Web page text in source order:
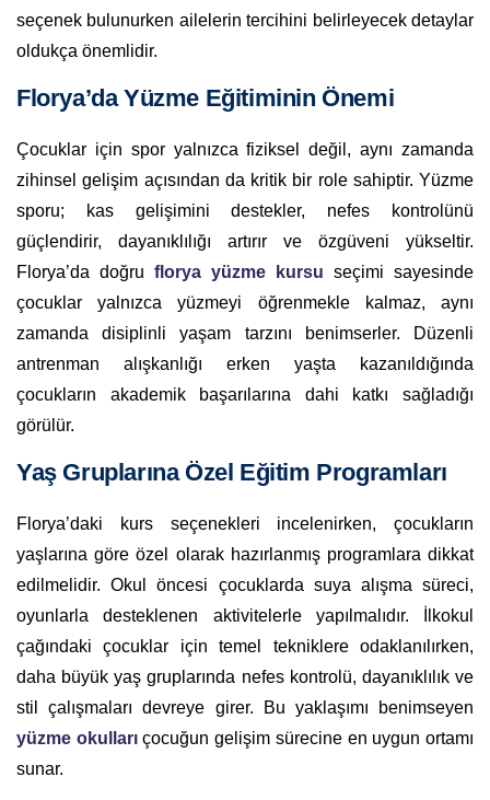
seçenek bulunurken ailelerin tercihini belirleyecek detaylar
oldukça önemlidir.
Florya’da Yüzme Eğitiminin Önemi
Çocuklar için spor yalnızca fiziksel değil, aynı zamanda
zihinsel gelişim açısından da kritik bir role sahiptir. Yüzme
sporu; kas gelişimini destekler, nefes kontrolünü
güçlendirir, dayanıklılığı artırır ve özgüveni yükseltir.
Florya’da doğru florya yüzme kursu seçimi sayesinde
çocuklar yalnızca yüzmeyi öğrenmekle kalmaz, aynı
zamanda disiplinli yaşam tarzını benimserler. Düzenli
antrenman alışkanlığı erken yaşta kazanıldığında
çocukların akademik başarılarına dahi katkı sağladığı
görülür.
Yaş Gruplarına Özel Eğitim Programları
Florya’daki kurs seçenekleri incelenirken, çocukların
yaşlarına göre özel olarak hazırlanmış programlara dikkat
edilmelidir. Okul öncesi çocuklarda suya alışma süreci,
oyunlarla desteklenen aktivitelerle yapılmalıdır. İlkokul
çağındaki çocuklar için temel tekniklere odaklanılırken,
daha büyük yaş gruplarında nefes kontrolü, dayanıklılık ve
stil çalışmaları devreye girer. Bu yaklaşımı benimseyen
yüzme okullarıçocuğun gelişim sürecine en uygun ortamı
sunar.